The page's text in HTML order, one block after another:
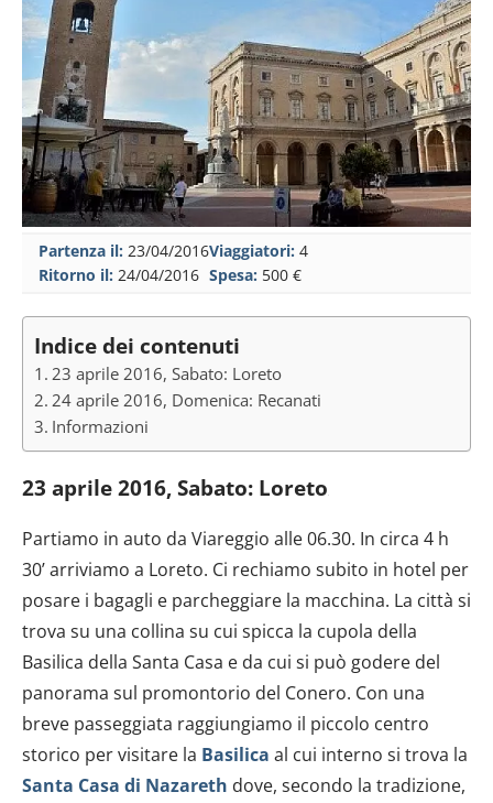
Partenza il: 23/04/2016
Ritorno il: 24/04/2016
Viaggiatori: 4
Spesa: 500 €
Indice dei contenuti
23 aprile 2016, Sabato: Loreto
24 aprile 2016, Domenica: Recanati
Informazioni
23 aprile 2016, Sabato: Loreto
Partiamo in auto da Viareggio alle 06.30. In circa 4 h
30’ arriviamo a Loreto. Ci rechiamo subito in hotel per
posare i bagagli e parcheggiare la macchina. La città si
trova su una collina su cui spicca la cupola della
Basilica della Santa Casa e da cui si può godere del
panorama sul promontorio del Conero. Con una
breve passeggiata raggiungiamo il piccolo centro
storico per visitare la Basilica al cui interno si trova la
Santa Casa di Nazareth dove, secondo la tradizione,